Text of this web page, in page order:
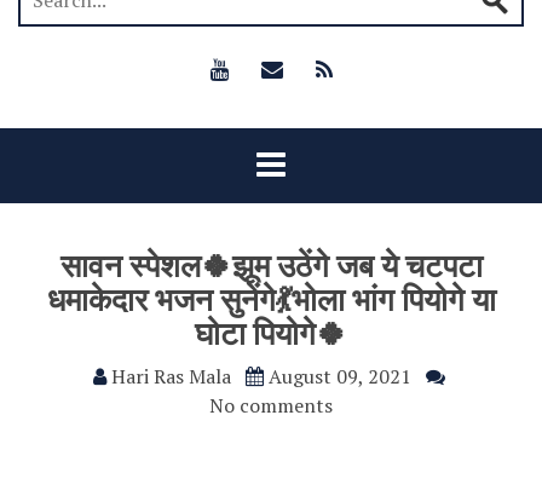
सावन स्पेशल🍀झूम उठेंगे जब ये चटपटा
धमाकेदार भजन सुनेंगे💃भोला भांग पियोगे या
घोटा पियोगे🍀
Hari Ras Mala
August 09, 2021
No comments